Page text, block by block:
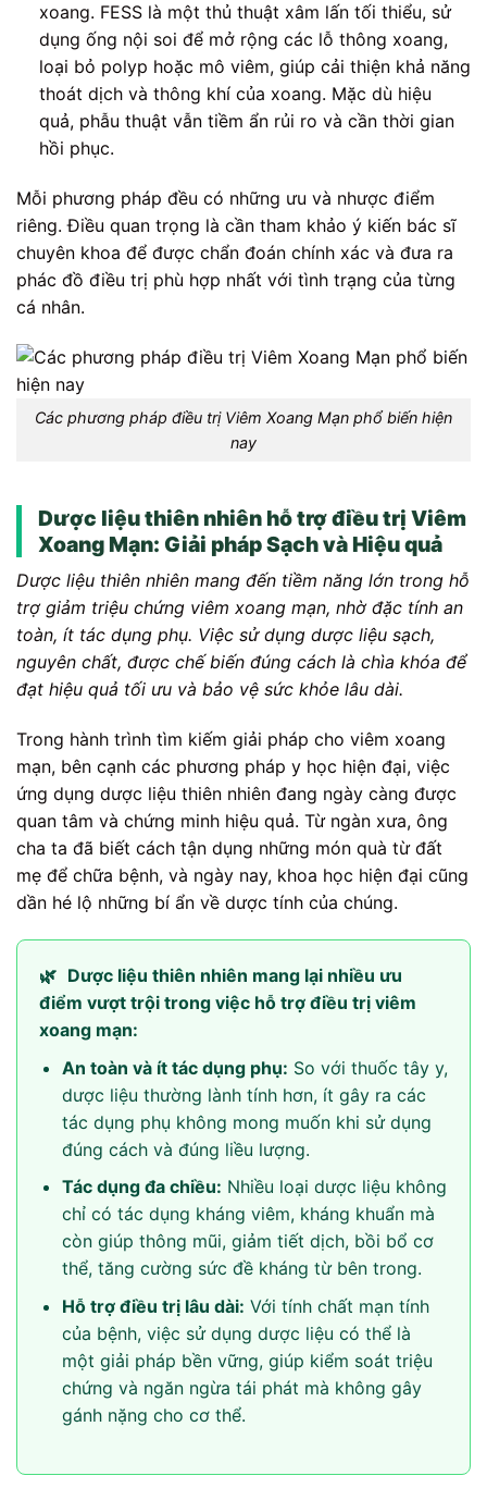
xoang. FESS là một thủ thuật xâm lấn tối thiểu, sử
dụng ống nội soi để mở rộng các lỗ thông xoang,
loại bỏ polyp hoặc mô viêm, giúp cải thiện khả năng
thoát dịch và thông khí của xoang. Mặc dù hiệu
quả, phẫu thuật vẫn tiềm ẩn rủi ro và cần thời gian
hồi phục.
Mỗi phương pháp đều có những ưu và nhược điểm
riêng. Điều quan trọng là cần tham khảo ý kiến bác sĩ
chuyên khoa để được chẩn đoán chính xác và đưa ra
phác đồ điều trị phù hợp nhất với tình trạng của từng
cá nhân.
Các phương pháp điều trị Viêm Xoang Mạn phổ biến hiện
nay
Dược liệu thiên nhiên hỗ trợ điều trị Viêm
Xoang Mạn: Giải pháp Sạch và Hiệu quả
Dược liệu thiên nhiên mang đến tiềm năng lớn trong hỗ
trợ giảm triệu chứng viêm xoang mạn, nhờ đặc tính an
toàn, ít tác dụng phụ. Việc sử dụng dược liệu sạch,
nguyên chất, được chế biến đúng cách là chìa khóa để
đạt hiệu quả tối ưu và bảo vệ sức khỏe lâu dài.
Trong hành trình tìm kiếm giải pháp cho viêm xoang
mạn, bên cạnh các phương pháp y học hiện đại, việc
ứng dụng dược liệu thiên nhiên đang ngày càng được
quan tâm và chứng minh hiệu quả. Từ ngàn xưa, ông
cha ta đã biết cách tận dụng những món quà từ đất
mẹ để chữa bệnh, và ngày nay, khoa học hiện đại cũng
dần hé lộ những bí ẩn về dược tính của chúng.
🌿 Dược liệu thiên nhiên mang lại nhiều ưu
điểm vượt trội trong việc hỗ trợ điều trị viêm
xoang mạn:
An toàn và ít tác dụng phụ: So với thuốc tây y,
dược liệu thường lành tính hơn, ít gây ra các
tác dụng phụ không mong muốn khi sử dụng
đúng cách và đúng liều lượng.
Tác dụng đa chiều: Nhiều loại dược liệu không
chỉ có tác dụng kháng viêm, kháng khuẩn mà
còn giúp thông mũi, giảm tiết dịch, bồi bổ cơ
thể, tăng cường sức đề kháng từ bên trong.
Hỗ trợ điều trị lâu dài: Với tính chất mạn tính
của bệnh, việc sử dụng dược liệu có thể là
một giải pháp bền vững, giúp kiểm soát triệu
chứng và ngăn ngừa tái phát mà không gây
gánh nặng cho cơ thể.